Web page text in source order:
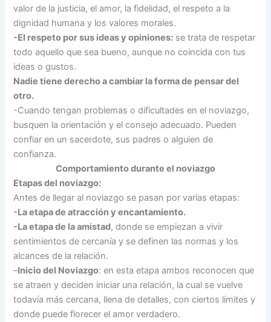
valor de la justicia, el amor, la fidelidad, el respeto a la
dignidad humana y los valores morales.
-El respeto por sus ideas y opiniones: se trata de respetar
todo aquello que sea bueno, aunque no coincida con tus
ideas o gustos.
Nadie tiene derecho a cambiar la forma de pensar del
otro.
-Cuando tengan problemas o dificultades en el noviazgo,
busquen la orientación y el consejo adecuado. Pueden
confiar en un sacerdote, sus padres o alguien de
confianza.
Comportamiento durante el noviazgo
Etapas del noviazgo:
Antes de llegar al noviazgo se pasan por varias etapas:
-La etapa de atracción y encantamiento.
-La etapa de la amistad, donde se empiezan a vivir
sentimientos de cercanía y se definen las normas y los
alcances de la relación.
–Inicio del Noviazgo: en esta etapa ambos reconocen que
se atraen y deciden iniciar una relación, la cual se vuelve
todavía más cercana, llena de detalles, con ciertos límites y
donde puede florecer el amor verdadero.